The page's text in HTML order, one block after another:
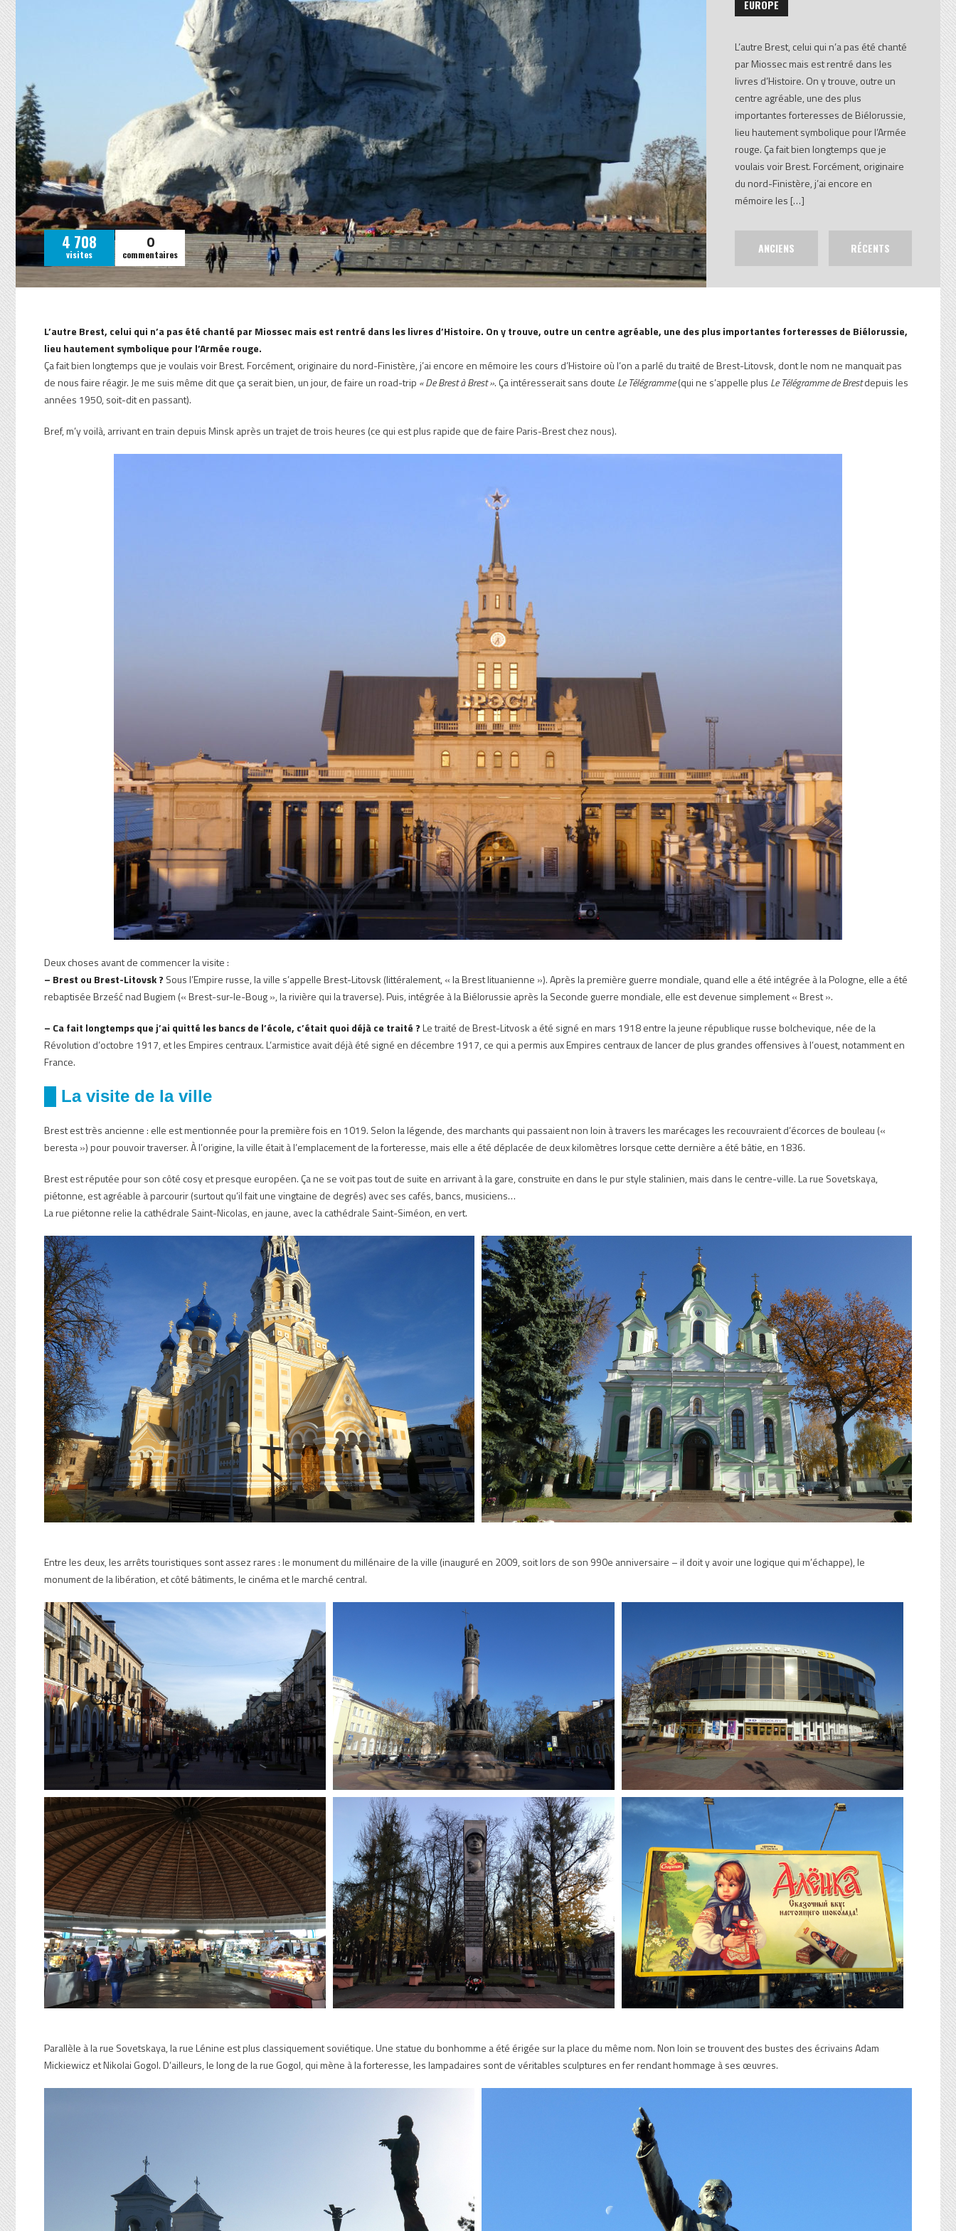
4 708
visites
0
commentaires
EUROPE
L’autre Brest, celui qui n’a pas été chanté
par Miossec mais est rentré dans les
livres d’Histoire. On y trouve, outre un
centre agréable, une des plus
importantes forteresses de Biélorussie,
lieu hautement symbolique pour l’Armée
rouge. Ça fait bien longtemps que je
voulais voir Brest. Forcément, originaire
du nord-Finistère, j’ai encore en
mémoire les […]
ANCIENS RÉCENTS
L’autre Brest, celui qui n’a pas été chanté par Miossec mais est rentré dans les livres d’Histoire. On y trouve, outre un centre agréable, une des plus importantes forteresses de Biélorussie,
lieu hautement symbolique pour l’Armée rouge.
Ça fait bien longtemps que je voulais voir Brest. Forcément, originaire du nord-Finistère, j’ai encore en mémoire les cours d’Histoire où l’on a parlé du traité de Brest-Litovsk, dont le nom ne manquait pas
de nous faire réagir. Je me suis même dit que ça serait bien, un jour, de faire un road-trip « De Brest à Brest ». Ça intéresserait sans doute Le Télégramme(qui ne s’appelle plus Le Télégramme de Brestdepuis les
années 1950, soit-dit en passant).
Bref, m’y voilà, arrivant en train depuis Minsk après un trajet de trois heures (ce qui est plus rapide que de faire Paris-Brest chez nous).
Deux choses avant de commencer la visite :
– Brest ou Brest-Litovsk ? Sous l’Empire russe, la ville s’appelle Brest-Litovsk (littéralement, « la Brest lituanienne »). Après la première guerre mondiale, quand elle a été intégrée à la Pologne, elle a été
rebaptisée Brześć nad Bugiem (« Brest-sur-le-Boug », la rivière qui la traverse). Puis, intégrée à la Biélorussie après la Seconde guerre mondiale, elle est devenue simplement « Brest ».
– Ca fait longtemps que j’ai quitté les bancs de l’école, c’était quoi déjà ce traité ?Le traité de Brest-Litvosk a été signé en mars 1918 entre la jeune république russe bolchevique, née de la
Révolution d’octobre 1917, et les Empires centraux. L’armistice avait déjà été signé en décembre 1917, ce qui a permis aux Empires centraux de lancer de plus grandes offensives à l’ouest, notamment en
France.
█ La visite de la ville
Brest est très ancienne : elle est mentionnée pour la première fois en 1019. Selon la légende, des marchants qui passaient non loin à travers les marécages les recouvraient d’écorces de bouleau («
beresta ») pour pouvoir traverser. À l’origine, la ville était à l’emplacement de la forteresse, mais elle a été déplacée de deux kilomètres lorsque cette dernière a été bâtie, en 1836.
Brest est réputée pour son côté cosy et presque européen. Ça ne se voit pas tout de suite en arrivant à la gare, construite en dans le pur style stalinien, mais dans le centre-ville. La rue Sovetskaya,
piétonne, est agréable à parcourir (surtout qu’il fait une vingtaine de degrés) avec ses cafés, bancs, musiciens…
La rue piétonne relie la cathédrale Saint-Nicolas, en jaune, avec la cathédrale Saint-Siméon, en vert.
Entre les deux, les arrêts touristiques sont assez rares : le monument du millénaire de la ville (inauguré en 2009, soit lors de son 990e anniversaire – il doit y avoir une logique qui m’échappe), le
monument de la libération, et côté bâtiments, le cinéma et le marché central.
Parallèle à la rue Sovetskaya, la rue Lénine est plus classiquement soviétique. Une statue du bonhomme a été érigée sur la place du même nom. Non loin se trouvent des bustes des écrivains Adam
Mickiewicz et Nikolai Gogol. D’ailleurs, le long de la rue Gogol, qui mène à la forteresse, les lampadaires sont de véritables sculptures en fer rendant hommage à ses œuvres.